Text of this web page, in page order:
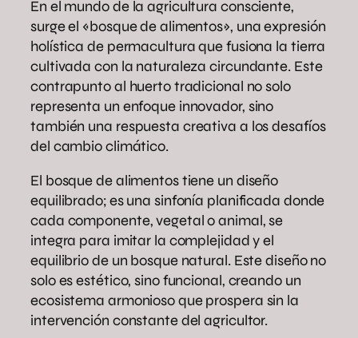
En el mundo de la agricultura consciente,
surge el «bosque de alimentos», una expresión
holística de permacultura que fusiona la tierra
cultivada con la naturaleza circundante. Este
contrapunto al huerto tradicional no solo
representa un enfoque innovador, sino
también una respuesta creativa a los desafíos
del cambio climático.
El bosque de alimentos tiene un diseño
equilibrado; es una sinfonía planificada donde
cada componente, vegetal o animal, se
integra para imitar la complejidad y el
equilibrio de un bosque natural. Este diseño no
solo es estético, sino funcional, creando un
ecosistema armonioso que prospera sin la
intervención constante del agricultor.